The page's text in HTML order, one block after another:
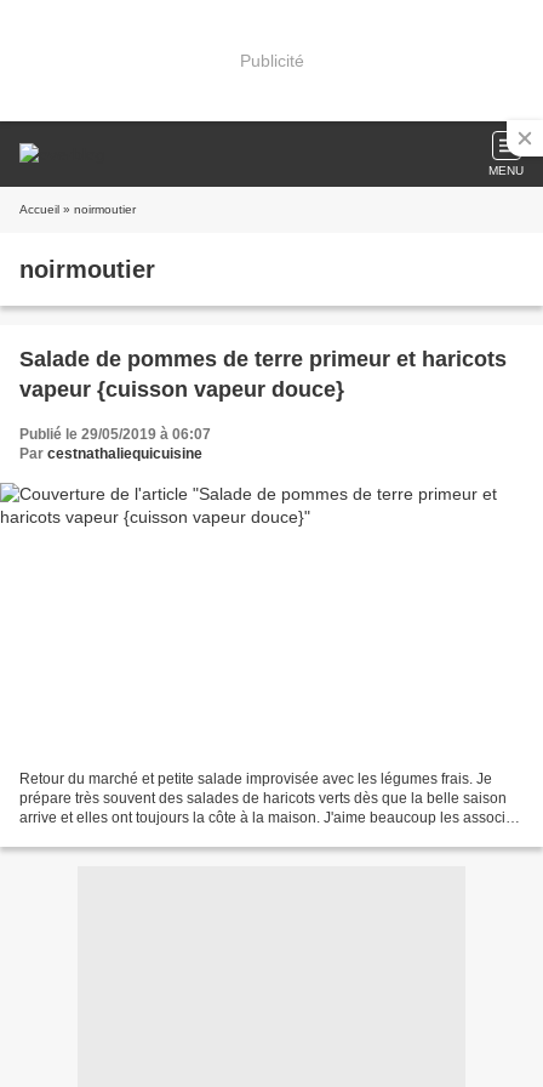
Publicité
MENU
Accueil » noirmoutier
noirmoutier
Salade de pommes de terre primeur et haricots
vapeur {cuisson vapeur douce}
Publié le 29/05/2019 à 06:07
Par cestnathaliequicuisine
Retour du marché et petite salade improvisée avec les légumes frais. Je
prépare très souvent des salades de haricots verts dès que la belle saison
arrive et elles ont toujours la côte à la maison. J'aime beaucoup les associer